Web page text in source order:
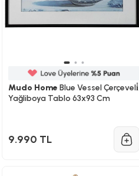
Mudo Home Blue Vessel Çerçeveli̇
Yağliboya Tablo 63x93 Cm
9.990 TL